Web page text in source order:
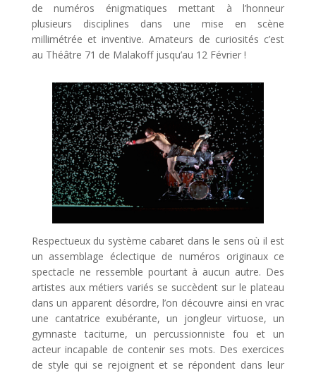
de numéros énigmatiques mettant à l’honneur
plusieurs disciplines dans une mise en scène
millimétrée et inventive. Amateurs de curiosités c’est
au Théâtre 71 de Malakoff jusqu’au 12 Février !
Respectueux du système cabaret dans le sens où il est
un assemblage éclectique de numéros originaux ce
spectacle ne ressemble pourtant à aucun autre. Des
artistes aux métiers variés se succèdent sur le plateau
dans un apparent désordre, l’on découvre ainsi en vrac
une cantatrice exubérante, un jongleur virtuose, un
gymnaste taciturne, un percussionniste fou et un
acteur incapable de contenir ses mots. Des exercices
de style qui se rejoignent et se répondent dans leur